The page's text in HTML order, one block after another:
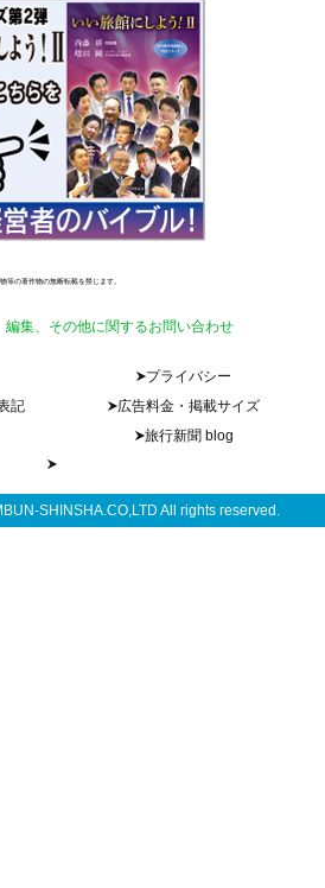
等の著作物の無断転載を禁じます。
集、その他に関するお問い合わせ
プライバシー
記
広告料金・掲載サイズ
旅行新聞 blog
SHINSHA.CO,LTD All rights reserved.